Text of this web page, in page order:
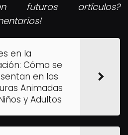
futuros artículos?
en la
Cómo se
en las
Animadas
y Adultos